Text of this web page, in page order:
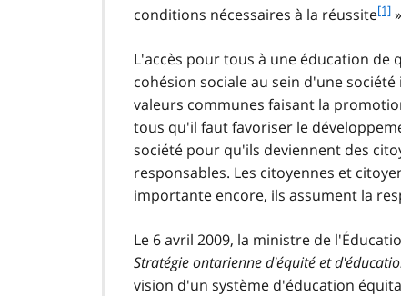
conditions nécessaires à la réussitef
t
n
o
t
e
[1]
L'accès pour tous à une éducation
cohésion sociale au sein d'une
valeurs communes faisant la
tous qu'il faut favoriser le
société pour qu'ils deviennent des
responsables. Les citoyennes et
importante encore, ils assument la
Le 6 avril 2009, la ministre de
Stratégie ontarienne d'équité et
vision d'un système d'éducation